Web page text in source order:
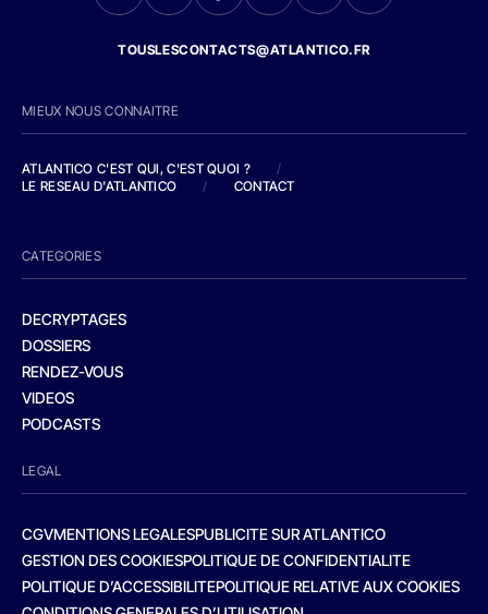
TOUSLESCONTACTS@ATLANTICO.FR
MIEUX NOUS CONNAITRE
ATLANTICO C'EST QUI, C'EST QUOI ?
/
LE RESEAU D'ATLANTICO
/ CONTACT
CATEGORIES
DECRYPTAGES
DOSSIERS
RENDEZ-VOUS
VIDEOS
PODCASTS
LEGAL
CGVMENTIONS LEGALESPUBLICITE SUR ATLANTICO
GESTION DES COOKIESPOLITIQUE DE CONFIDENTIALITE
POLITIQUE D’ACCESSIBILITEPOLITIQUE RELATIVE AUX COOKIES